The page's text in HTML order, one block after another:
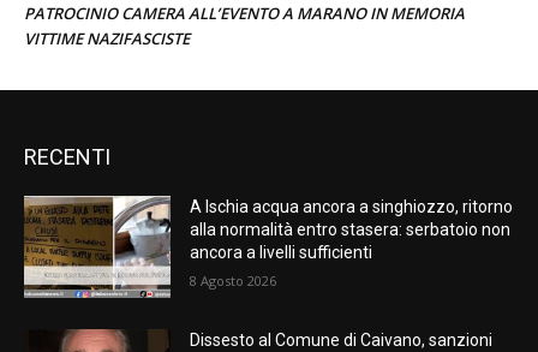
PATROCINIO CAMERA ALL’EVENTO A MARANO IN MEMORIA
VITTIME NAZIFASCISTE
RECENTI
A Ischia acqua ancora a singhiozzo, ritorno
alla normalità entro stasera: serbatoio non
ancora a livelli sufficienti
8 Agosto 2026
Dissesto al Comune di Caivano, sanzioni